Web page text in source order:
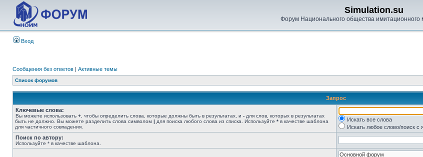
Simulation.su
Форум Национального общества имитационного
Вход
Сообщения без ответов | Активные темы
Список форумов
Запрос
Ключевые слова:
Вы можете использовать + , чтобы определить слова, которые должны быть в результатах, и - для слов, которых в результатах
быть не должно. Вы можете разделить слова символом | для поиска любого слова из списка. Используйте * в качестве шаблона
для частичного совпадения.
Искать все слова
Искать любое слово/поиск с
Поиск по автору:
Используйте * в качестве шаблона.